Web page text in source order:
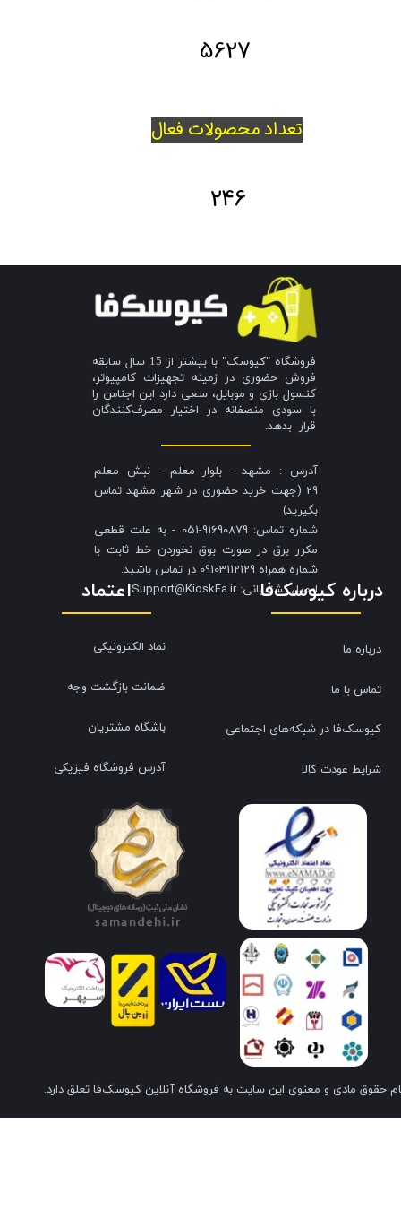
5627
تعداد محصولات فعال
246
فروشگاه "کیوسک" با بیشتر از 15 سال سابقه
فروش حضوری در زمینه تجهیزات کامپیوتر،
کنسول بازی و موبایل، سعی دارد این اجناس را
با سودی منصفانه در اختیار مصرف‌کنندگان
قرار بدهد.
آدرس : مشهد - بلوار معلم - نبش معلم
29 (جهت خرید حضوری در شهر مشهد تماس
بگیرید)
شماره تماس: 91690879-051 - به علت قطعی
مکرر برق در صورت بوق نخوردن خط ثابت با
شماره همراه 09103112129 در تماس باشید.
​​​​​​​ایمیل پشتیبانی: Support@KioskFa.ir
حقوق مادی و معنوی این سایت به فروشگاه آنلاین کیوسک‌فا تعلق دارد.
اعتماد
نماد الکترونیکی
ضمانت بازگشت وجه
باشگاه مشتریان
آدرس فروشگاه فیزیکی
درباره کیوسک‌فا
درباره ما
تماس با ما
کیوسک‌فا در شبکه‌های اجتماعی
شرایط عودت کالا